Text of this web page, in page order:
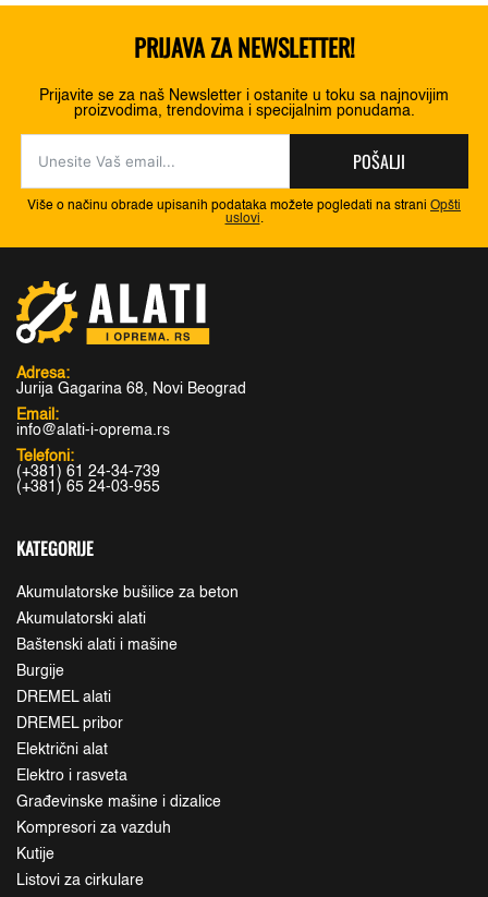
PRIJAVA ZA NEWSLETTER!
Prijavite se za naš Newsletter i ostanite u toku sa najnovijim
proizvodima, trendovima i specijalnim ponudama.
POŠALJI
Više o načinu obrade upisanih podataka možete pogledati na strani Opšti
uslovi.
Adresa:
Jurija Gagarina 68, Novi Beograd
Email:
info@alati-i-oprema.rs
Telefoni:
(+381) 61 24-34-739
(+381) 65 24-03-955
KATEGORIJE
Akumulatorske bušilice za beton
Akumulatorski alati
Baštenski alati i mašine
Burgije
DREMEL alati
DREMEL pribor
Električni alat
Elektro i rasveta
Građevinske mašine i dizalice
Kompresori za vazduh
Kutije
Listovi za cirkulare